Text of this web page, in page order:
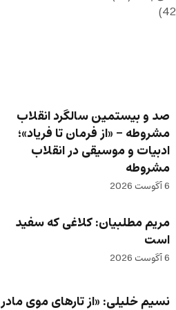
صد و بیستمین سالگرد انقلاب
مشروطه – «از فرمان تا فریاد»؛
ادبیات و موسیقی در انقلاب
مشروطه
6 آگوست 2026
مریم مطلبیان: کلاغی که سفید
است
6 آگوست 2026
نسیم خلیلی: «از تارهای موی مادر